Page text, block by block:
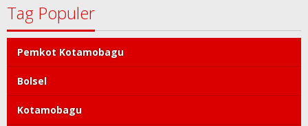
Tag Populer
Pemkot Kotamobagu
Bolsel
Kotamobagu